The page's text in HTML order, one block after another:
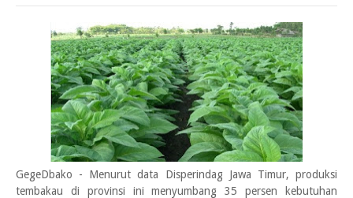
GegeDbako - Menurut data Disperindag Jawa Timur, produksi
tembakau di provinsi ini menyumbang 35 persen kebutuhan